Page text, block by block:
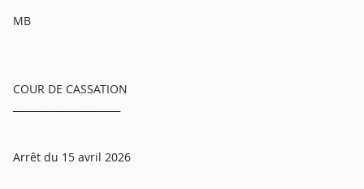
MB
COUR DE CASSATION
Arrêt du 15 avril 2026